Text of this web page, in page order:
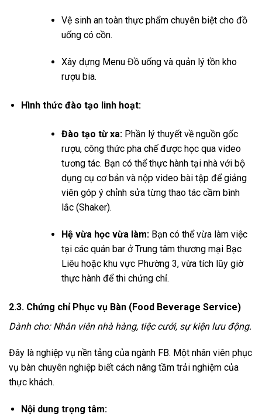
Vệ sinh an toàn thực phẩm chuyên biệt cho đồ
uống có cồn.
Xây dựng Menu Đồ uống và quản lý tồn kho
rượu bia.
Hình thức đào tạo linh hoạt:
Đào tạo từ xa:Phần lý thuyết về nguồn gốc
rượu, công thức pha chế được học qua video
tương tác. Bạn có thể thực hành tại nhà với bộ
dụng cụ cơ bản và nộp video bài tập để giảng
viên góp ý chỉnh sửa từng thao tác cầm bình
lắc (Shaker).
Hệ vừa học vừa làm:Bạn có thể vừa làm việc
tại các quán bar ở Trung tâm thương mại Bạc
Liêu hoặc khu vực Phường 3, vừa tích lũy giờ
thực hành để thi chứng chỉ.
2.3. Chứng chỉ Phục vụ Bàn (Food Beverage Service)
Dành cho: Nhân viên nhà hàng, tiệc cưới, sự kiện lưu động.
Đây là nghiệp vụ nền tảng của ngành FB. Một nhân viên phục
vụ bàn chuyên nghiệp biết cách nâng tầm trải nghiệm của
thực khách.
Nội dung trọng tâm: